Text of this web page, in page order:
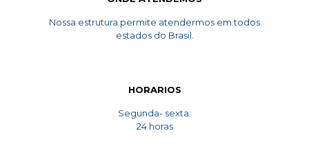
Nossa estrutura permite atendermos em todos
estados do Brasil.
HORARIOS
Segunda- sexta:
24 horas